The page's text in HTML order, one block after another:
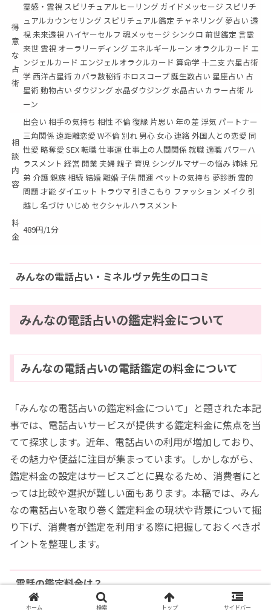
得
意
な
占
術
霊感・霊視 スピリチュアルヒーリング ガイドメッセージ スピリチ
ュアルカウンセリング スピリチュアル鑑定 チャネリング 夢占い 透
視 未来透視 ハイヤーセルフ 魂メッセージ シンクロ 前世鑑定 言霊
来世 霊視 オーラリーディング エネルギールーン オラクルカード エ
ンジェルカード エンジェルオラクルカード 算命学 十二支 六星占術
学 西洋占星術 カバラ数秘術 ホロスコープ 誕生数占い 星座占い 占
星術 動物占い ダウジング 水晶ダウジング 水晶占い カラー占術 ル
ーン
相
談
内
容
出会い 相手の気持ち 相性 不倫 復縁 片思い 年の差 浮気 パートナー
三角関係 遠距離恋愛 W不倫 別れ 男心 女心 連絡 外国人との恋愛 同
性愛 略奪愛 SEX 転職 仕事運 仕事上の人間関係 就職 適職 パワーハ
ラスメント 経営 開業 夫婦 親子 育児 シングルマザーの悩み 姉妹 兄
弟 介護 親族 相続 結婚 離婚 子供 開運 ペットの気持ち 夢診断 霊的
問題 才能 ダイエット トラウマ 引きこもり ファッション メイク 引
越し 名づけ いじめ セクシャルハラスメント
料
金
489円/1分
みんなの電話占い・ミネルヴァ先生の口コミ
みんなの電話占いの鑑定料金について
みんなの電話占いの電話鑑定の料金について
「みんなの電話占いの鑑定料金について」と題された本記
事では、電話占いサービスが提供する鑑定料金に焦点を当
てて探求します。近年、電話占いの利用が増加しており、
その魅力や便益に注目が集まっています。しかしながら、
鑑定料金の設定はサービスごとに異なるため、消費者にと
っては比較や選択が難しい面もあります。本稿では、みん
なの電話占いを取り巻く鑑定料金の現状や背景について掘
り下げ、消費者が鑑定を利用する際に把握しておくべきポ
イントを整理します。
電話の鑑定料金は？
ホーム 検索 トップ サイドバー